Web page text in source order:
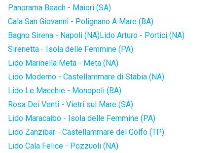
Panorama Beach - Maiori (SA)
Cala San Giovanni - Polignano A Mare (BA)
Bagno Sirena - Napoli (NA)Lido Arturo - Portici (NA)
Sirenetta - Isola delle Femmine (PA)
Lido Marinella Meta - Meta (NA)
Lido Moderno - Castellammare di Stabia (NA)
Lido Le Macchie - Monopoli (BA)
Rosa Dei Venti - Vietri sul Mare (SA)
Lido Maracaibo - Isola delle Femmine (PA)
Lido Zanzibar - Castellammare del Golfo (TP)
Lido Cala Felice - Pozzuoli (NA)